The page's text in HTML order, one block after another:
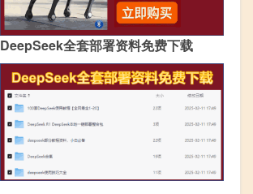
DeepSeek全套部署资料免费下载